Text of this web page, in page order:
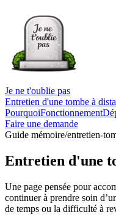
Je ne t'oublie pas
Entretien d'une tombe à
PourquoiFonctionnement
Faire une demande
Guide mémoire/entretien-
Entretien d'une
Une page pensée pour
continuer à prendre soin
de temps ou la difficulté à